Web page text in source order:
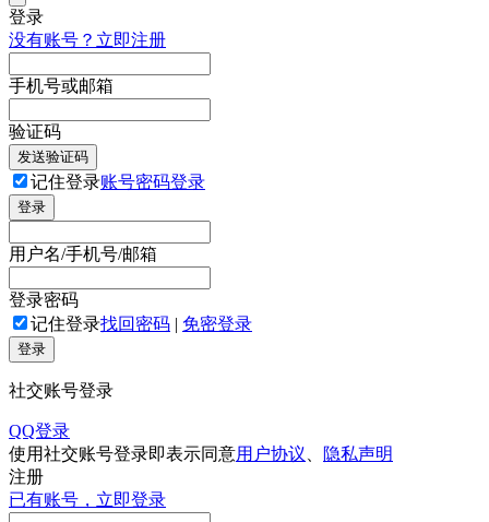
登录
没有账号？立即注册
手机号或邮箱
验证码
发送验证码
记住登录账号密码登录
登录
用户名/手机号/邮箱
登录密码
记住登录找回密码 | 免密登录
登录
社交账号登录
QQ登录
使用社交账号登录即表示同意用户协议
隐私声明
注册
已有账号，立即登录